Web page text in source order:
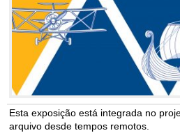
Esta exposição está integrada no
arquivo desde tempos remotos.